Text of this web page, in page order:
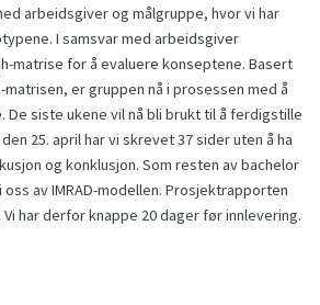
arbeidsgiver og målgruppe, hvor vi har
I samsvar med arbeidsgiver
matrise for å evaluere konseptene. Basert
er gruppen nå i prosessen med å
siste ukene vil nå bli brukt til å ferdigstille
25. april har vi skrevet 37 sider uten å ha
og konklusjon. Som resten av bachelor
av IMRAD-modellen. Prosjektrapporten
har derfor knappe 20 dager før innlevering.